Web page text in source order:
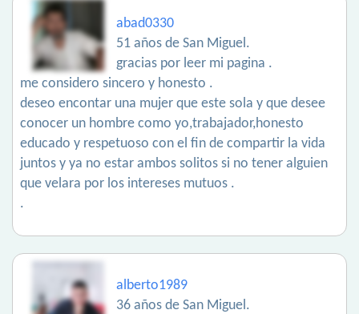
abad0330
51 años de San Miguel.
gracias por leer mi pagina .
me considero sincero y honesto .
deseo encontar una mujer que este sola y que desee
conocer un hombre como yo,trabajador,honesto
educado y respetuoso con el fin de compartir la vida
juntos y ya no estar ambos solitos si no tener alguien
que velara por los intereses mutuos .
.
alberto1989
36 años de San Miguel.